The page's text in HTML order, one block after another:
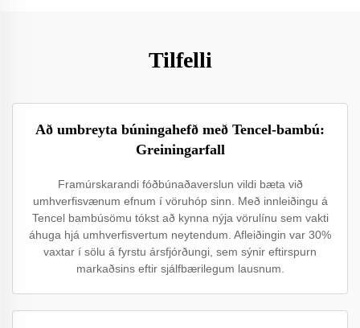
Tilfelli
Að umbreyta búningahefð með Tencel-bambú:
Greiningarfall
Framúrskarandi fóðbúnaðaverslun vildi bæta við
umhverfisvænum efnum í vöruhóp sinn. Með innleiðingu á
Tencel bambúsömu tókst að kynna nýja vörulínu sem vakti
áhuga hjá umhverfisvertum neytendum. Afleiðingin var 30%
vaxtar í sölu á fyrstu ársfjórðungi, sem sýnir eftirspurn
markaðsins eftir sjálfbærilegum lausnum.